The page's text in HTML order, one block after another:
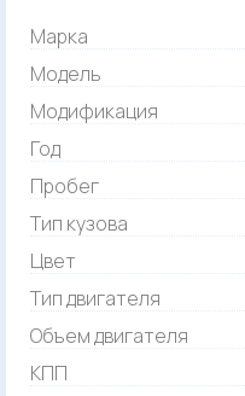
Марка
Модель
Модификация
Год
Пробег
Тип кузова
Цвет
Тип двигателя
Объем двигателя
КПП